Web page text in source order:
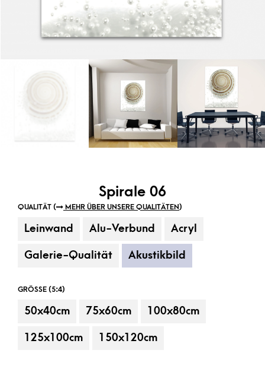
Spirale 06
QUALITÄT ( MEHR ÜBER UNSERE QUALITÄTEN)
Leinwand Alu-Verbund Acryl
Galerie-Qualität Akustikbild
GRÖSSE (5:4)
50x40cm 75x60cm 100x80cm
125x100cm 150x120cm